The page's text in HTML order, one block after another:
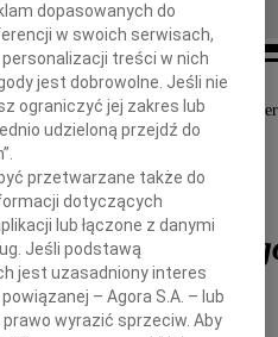
żalem przyjęliśmy wiadomość o
Księdza Arcybiskupa
dopasowanych do
w swoich serwisach,
treści w nich
jest dobrowolne. Jeśli nie
ograniczyć jej zakres lub
udzieloną przejdź do
przetwarzane także do
dotyczących
lub łączone z danymi
Jeśli podstawą
jest uzasadniony interes
– Agora S.A. – lub
wyrazić sprzeciw. Aby